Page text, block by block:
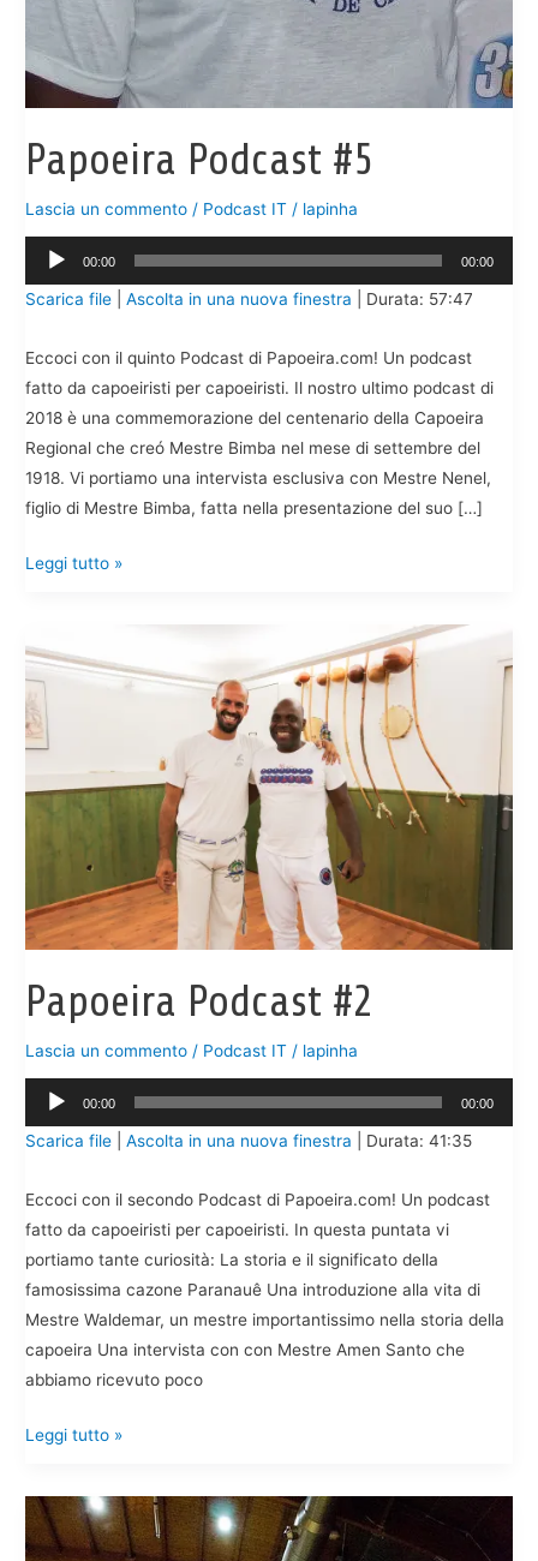
Papoeira Podcast #5
Lascia un commento / Podcast IT / lapinha
Audio
Player
00:00 00:00
Scarica file |Ascolta in una nuova finestra Durata: 57:47
Eccoci con il quinto Podcast di Papoeira.com! Un podcast
fatto da capoeiristi per capoeiristi. Il nostro ultimo podcast di
2018 è una commemorazione del centenario della Capoeira
Regional che creó Mestre Bimba nel mese di settembre del
1918. Vi portiamo una intervista esclusiva con Mestre Nenel,
figlio di Mestre Bimba, fatta nella presentazione del suo […]
Papoeira
Leggi tutto »
Papoeira Podcast #2
Lascia un commento / Podcast IT / lapinha
Audio
Player
00:00 00:00
Scarica file |Ascolta in una nuova finestra Durata: 41:35
Eccoci con il secondo Podcast di Papoeira.com! Un podcast
fatto da capoeiristi per capoeiristi. In questa puntata vi
portiamo tante curiosità: La storia e il significato della
famosissima cazone Paranauê Una introduzione alla vita di
Mestre Waldemar, un mestre importantissimo nella storia della
capoeira Una intervista con con Mestre Amen Santo che
abbiamo ricevuto poco
Papoeira
#2
Leggi tutto »